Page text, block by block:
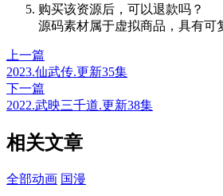
购买该资源后，可以退款吗？
源码素材属于虚拟商品，具有可
上一篇
2023.仙武传.更新35集
下一篇
2022.武映三千道.更新38集
相关文章
全部动画 国漫